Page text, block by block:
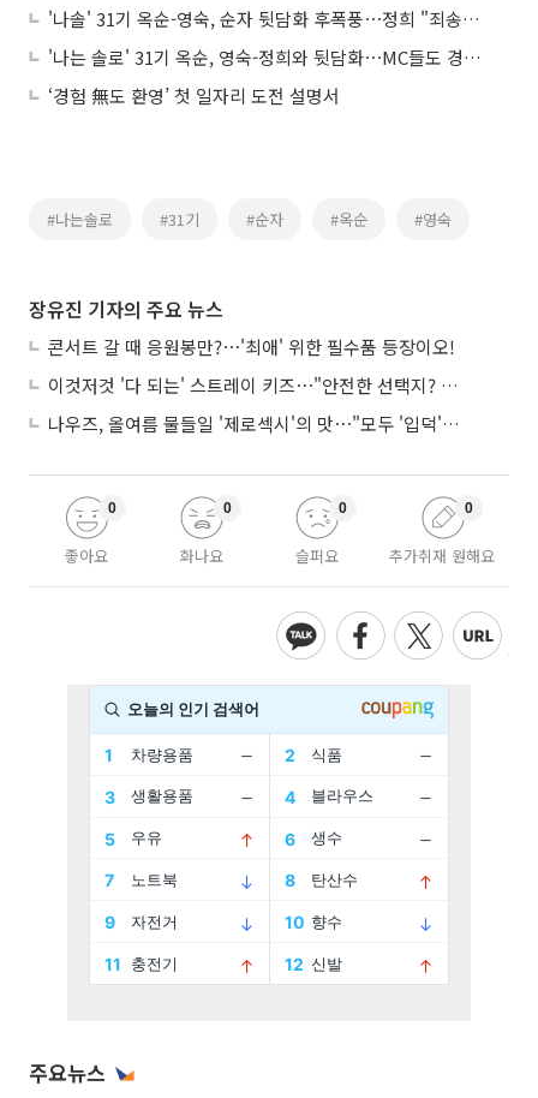
'나솔' 31기 옥순-영숙, 순자 뒷담화 후폭풍⋯정희 "죄송하다" 사과에도 비난
'나는 솔로' 31기 옥순, 영숙-정희와 뒷담화⋯MC들도 경악 "순자에게 당장 사과해"
‘경험 無도 환영’ 첫 일자리 도전 설명서
#나는솔로 #31기 #순자 #옥순 #영숙
장유진 기자의 주요 뉴스
콘서트 갈 때 응원봉만?⋯'최애' 위한 필수품 등장이오!
이것저것 '다 되는' 스트레이 키즈⋯"안전한 선택지? 도전이 재밌죠"
나우즈, 올여름 물들일 '제로섹시'의 맛⋯"모두 '입덕'시킬 것"
좋아요
0
화나요
0
슬퍼요
0
추가취재 원해요
0
주요뉴스